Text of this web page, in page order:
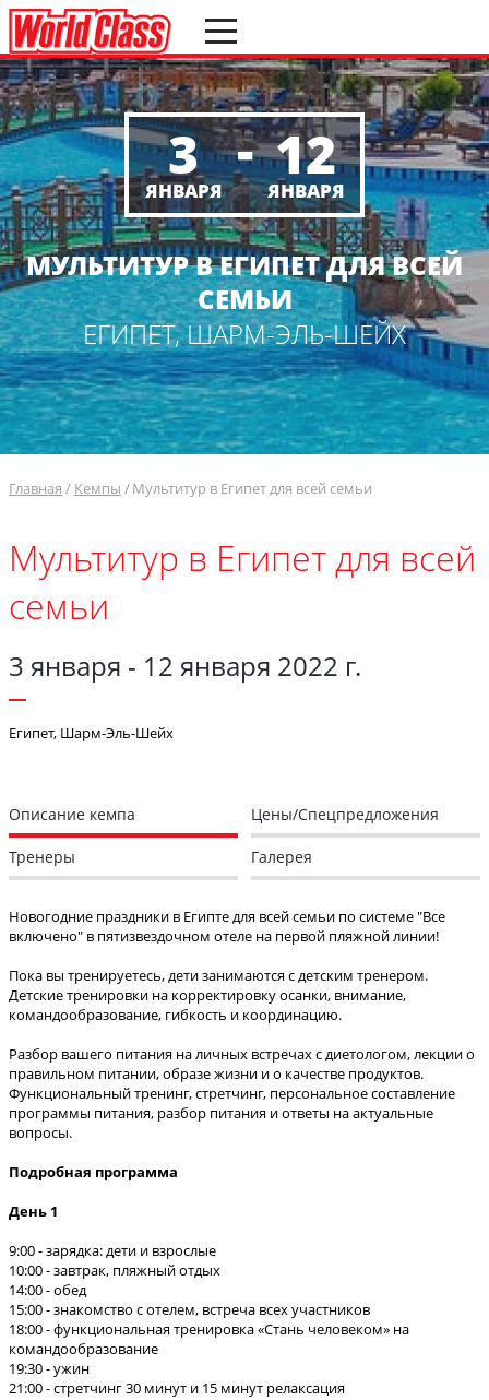
3
ЯНВАРЯ
- 12
ЯНВАРЯ
МУЛЬТИТУР В ЕГИПЕТ ДЛЯ ВСЕЙ
СЕМЬИ
ЕГИПЕТ, ШАРМ-ЭЛЬ-ШЕЙХ
Главная Кемпы Мультитур в Египет для всей семьи
Мультитур в Египет для всей
семьи
3 января - 12 января 2022 г.
Египет, Шарм-Эль-Шейх
Описание кемпа Цены/Спецпредложения
Тренеры Галерея
Новогодние праздники в Египте для всей семьи по системе "Все
включено" в пятизвездочном отеле на первой пляжной линии!
Пока вы тренируетесь, дети занимаются с детским тренером.
Детские тренировки на корректировку осанки, внимание,
командообразование, гибкость и координацию.
Разбор вашего питания на личных встречах с диетологом, лекции о
правильном питании, образе жизни и о качестве продуктов.
Функциональный тренинг, стретчинг, персональное составление
программы питания, разбор питания и ответы на актуальные
вопросы.
Подробная программа
День 1
9:00 - зарядка: дети и взрослые
10:00 - завтрак, пляжный отдых
14:00 - обед
15:00 - знакомство с отелем, встреча всех участников
18:00 - функциональная тренировка «Стань человеком» на
командообразование
19:30 - ужин
21:00 - стретчинг 30 минут и 15 минут релаксация